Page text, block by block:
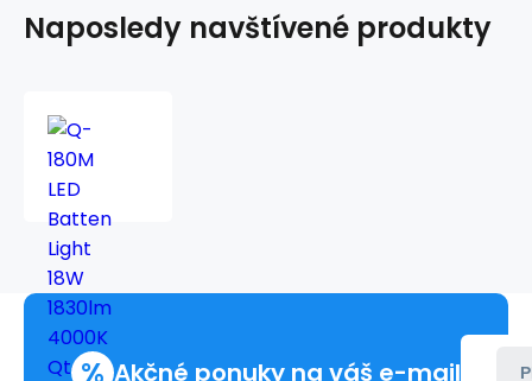
Naposledy navštívené produkty
4000K
% Akčné ponuky na váš e-mail